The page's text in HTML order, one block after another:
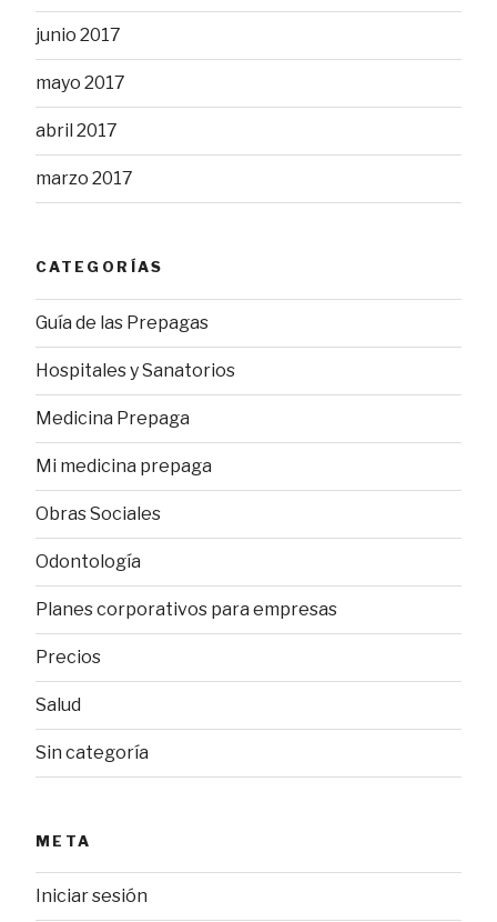
junio 2017
mayo 2017
abril 2017
marzo 2017
CATEGORÍAS
Guía de las Prepagas
Hospitales y Sanatorios
Medicina Prepaga
Mi medicina prepaga
Obras Sociales
Odontología
Planes corporativos para empresas
Precios
Salud
Sin categoría
META
Iniciar sesión